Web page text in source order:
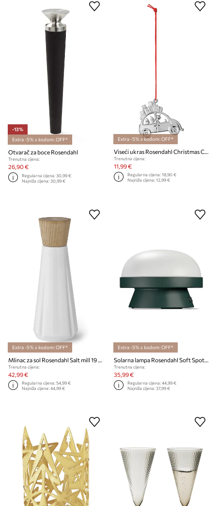
-13%
Extra -5% s kodom: OFF*
Otvarač za boce Rosendahl
Trenutna cijena:
26,90 €
Regularna cijena:30,99 €
Najniža cijena:30,99 €
Extra -5% s kodom: OFF*
Trenutna cijena:
11,99 €
Regularna cijena:18,90 €
Najniža cijena:12,99 €
Extra -5% s kodom: OFF*
Trenutna cijena:
42,99 €
Regularna cijena:54,99 €
Najniža cijena:44,99 €
Extra -5% s kodom: OFF*
Trenutna cijena:
35,99 €
Regularna cijena:44,99 €
Najniža cijena:37,99 €